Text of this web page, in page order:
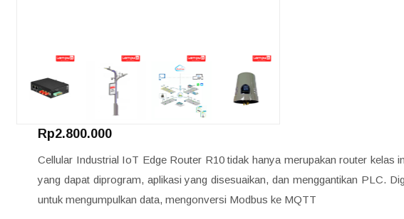
Rp2.800.000
Cellular Industrial IoT Edge Router R10 tidak hanya merupakan router kelas
yang dapat diprogram, aplikasi yang disesuaikan, dan menggantikan PLC.
untuk mengumpulkan data, mengonversi Modbus ke MQTT